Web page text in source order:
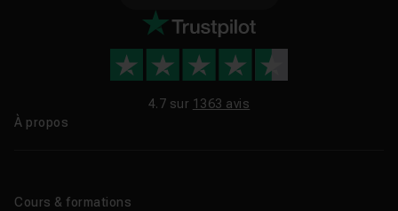
4.7 sur 1363 avis
À propos
Cours & formations